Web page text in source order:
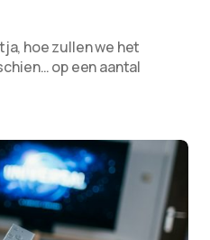
hoe zullen we het
op een aantal